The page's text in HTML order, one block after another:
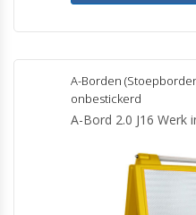
A-Borden
onbestickerd
A-Bord 2.0 J16 Werk